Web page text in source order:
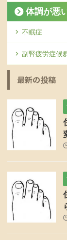
体調が悪
不眠症
副腎疲労症候
最新の投稿